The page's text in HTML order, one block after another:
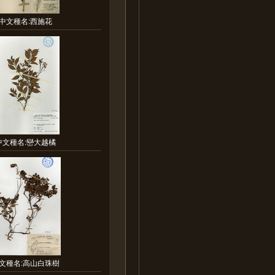
文種名:西施花
文種名:巒大越橘
種名:高山白珠樹